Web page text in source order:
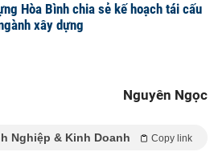
Hòa Bình chia sẻ kế hoạch tái cấu
xây dựng
Nguyên Ngọc
Nghiệp & Kinh Doanh Copy link